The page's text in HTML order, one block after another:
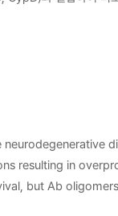
양한 유도체 총 27개를 합성하였다. 합
특징으로 하는 진행
포가 파괴되어 파킨슨 병과 같은 질
이라는 가정을 세워
나타내었고, 그 중 KDDG00286, KDDG00285, KDDG00287 이 각
resulting in
but Ab